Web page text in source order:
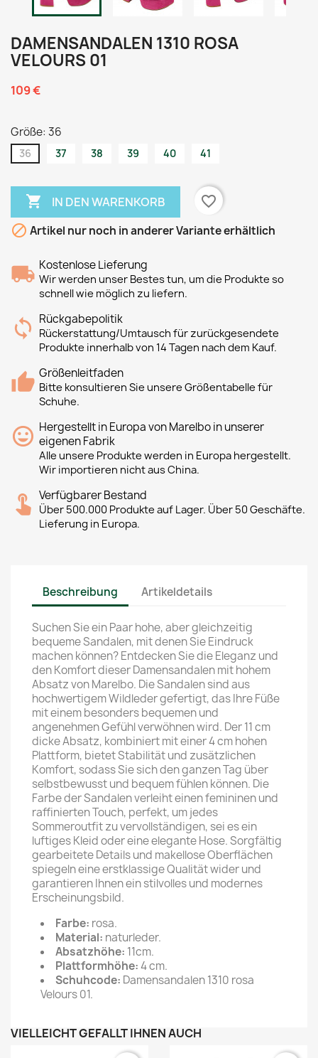
DAMENSANDALEN 1310 ROSA
VELOURS 01
109 €
Größe: 36
36 37 38 39 40 41
 IN DEN WARENKORB
favorite_border
 Artikel nur noch in anderer Variante erhältlich
Kostenlose Lieferung
Wir werden unser Bestes tun, um die Produkte so
schnell wie möglich zu liefern.
Rückgabepolitik
Rückerstattung/Umtausch für zurückgesendete
Produkte innerhalb von 14 Tagen nach dem Kauf.
Größenleitfaden
Bitte konsultieren Sie unsere Größentabelle für
Schuhe.
Hergestellt in Europa von Marelbo in unserer
eigenen Fabrik
Alle unsere Produkte werden in Europa hergestellt.
Wir importieren nicht aus China.
Verfügbarer Bestand
Über 500.000 Produkte auf Lager. Über 50 Geschäfte.
Lieferung in Europa.
Beschreibung Artikeldetails
Suchen Sie ein Paar hohe, aber gleichzeitig
bequeme Sandalen, mit denen Sie Eindruck
machen können? Entdecken Sie die Eleganz und
den Komfort dieser Damensandalen mit hohem
Absatz von Marelbo. Die Sandalen sind aus
hochwertigem Wildleder gefertigt, das Ihre Füße
mit einem besonders bequemen und
angenehmen Gefühl verwöhnen wird. Der 11 cm
dicke Absatz, kombiniert mit einer 4 cm hohen
Plattform, bietet Stabilität und zusätzlichen
Komfort, sodass Sie sich den ganzen Tag über
selbstbewusst und bequem fühlen können. Die
Farbe der Sandalen verleiht einen femininen und
raffinierten Touch, perfekt, um jedes
Sommeroutfit zu vervollständigen, sei es ein
luftiges Kleid oder eine elegante Hose. Sorgfältig
gearbeitete Details und makellose Oberflächen
spiegeln eine erstklassige Qualität wider und
garantieren Ihnen ein stilvolles und modernes
Erscheinungsbild.
Farbe: rosa.
Material: naturleder.
Absatzhöhe: 11cm.
Plattformhöhe:4cm.
Schuhcode: Damensandalen 1310 rosa
Velours 01.
VIELLEICHT GEFÄLLT IHNEN AUCH